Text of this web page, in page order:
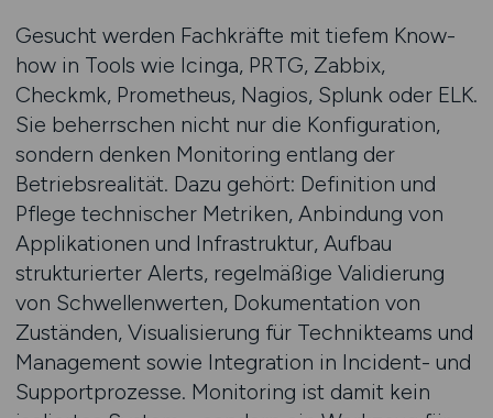
Gesucht werden Fachkräfte mit tiefem Know-
how in Tools wie Icinga, PRTG, Zabbix,
Checkmk, Prometheus, Nagios, Splunk oder ELK.
Sie beherrschen nicht nur die Konfiguration,
sondern denken Monitoring entlang der
Betriebsrealität. Dazu gehört: Definition und
Pflege technischer Metriken, Anbindung von
Applikationen und Infrastruktur, Aufbau
strukturierter Alerts, regelmäßige Validierung
von Schwellenwerten, Dokumentation von
Zuständen, Visualisierung für Technikteams und
Management sowie Integration in Incident- und
Supportprozesse. Monitoring ist damit kein